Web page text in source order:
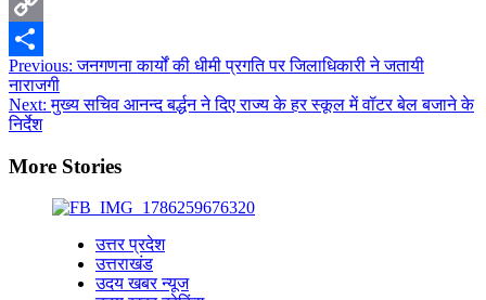
Copy
Link
Share
Post
navigation
Previous:जनगणना कार्यों की धीमी प्रगति पर जिलाधिकारी ने जतायी
नाराजगी
Next:मुख्य सचिव आनन्द बर्द्धन ने दिए राज्य के हर स्कूल में वॉटर बेल बजाने के
निर्देश
More Stories
उत्तर प्रदेश
उत्तराखंड
उदय खबर न्यूज